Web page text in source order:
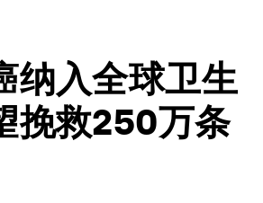
纳入全球卫生
挽救250万条